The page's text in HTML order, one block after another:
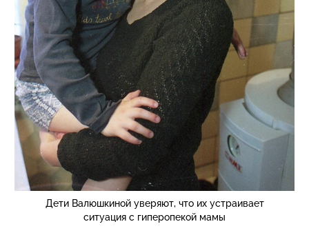
Дети Валюшкиной уверяют, что их устраивает
ситуация с гиперопекой мамы